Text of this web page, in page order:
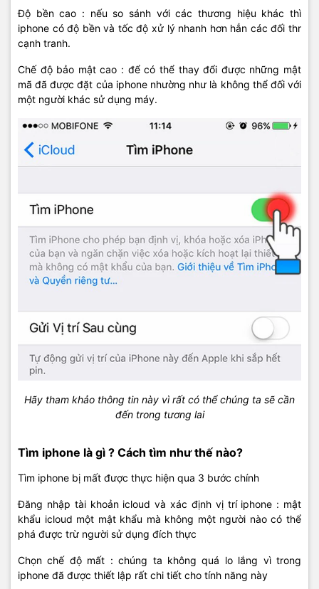
Độ bền cao : nếu so sánh với các thương hiệu khác thì
iphone có độ bền và tốc độ xử lý nhanh hơn hẳn các đối thr
cạnh tranh.
Chế độ bảo mật cao : để có thể thay đổi được những mật
mã đã được đặt của iphone nhường như là không thể đối với
một người khác sử dụng máy.
Hãy tham khảo thông tin này vì rất có thể chúng ta sẽ cần
đến trong tương lai
Tìm iphone là gì ? Cách tìm như thế nào?
Tìm iphone bị mất được thực hiện qua 3 bước chính
Đăng nhập tài khoản icloud và xác định vị trí iphone : mật
khẩu icloud một mật khẩu mà không một người nào có thể
phá được trừ người sử dụng đích thực
Chọn chế độ mất : chúng ta không quá lo lắng vì trong
iphone đã được thiết lập rất chi tiết cho tính năng này